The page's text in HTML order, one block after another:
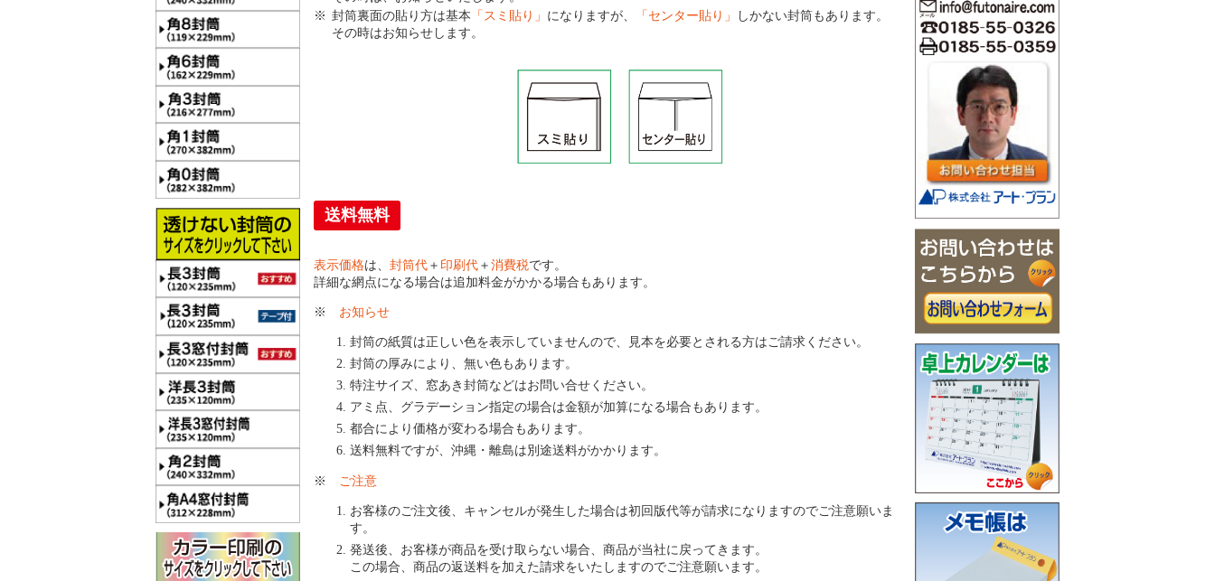
封筒裏面の貼り方は基本 「スミ貼り」 になりますが、 「センター貼り」
しかない封筒もあります。
その時はお知らせします。
送料無料
表示価格は、 封筒代 ＋ 印刷代 ＋ 消費税です。
詳細な網点になる場合は追加料金がかかる場合もあります。
※ お知らせ
封筒の紙質は正しい色を表示していませんので、見本を必要とされる方はご請求ください。
封筒の厚みにより、無い色もあります。
特注サイズ、窓あき封筒などはお問い合せください。
アミ点、グラデーション指定の場合は金額が加算になる場合もあります。
都合により価格が変わる場合もあります。
送料無料ですが、沖縄・離島は別途送料がかかります。
※ ご注意
お客様のご注文後、キャンセルが発生した場合は初回版代等が請求になりますのでご注意願いま
す。
発送後、お客様が商品を受け取らない場合、商品が当社に戻ってきます。
この場合、商品の返送料を加えた請求をいたしますのでご注意願います。